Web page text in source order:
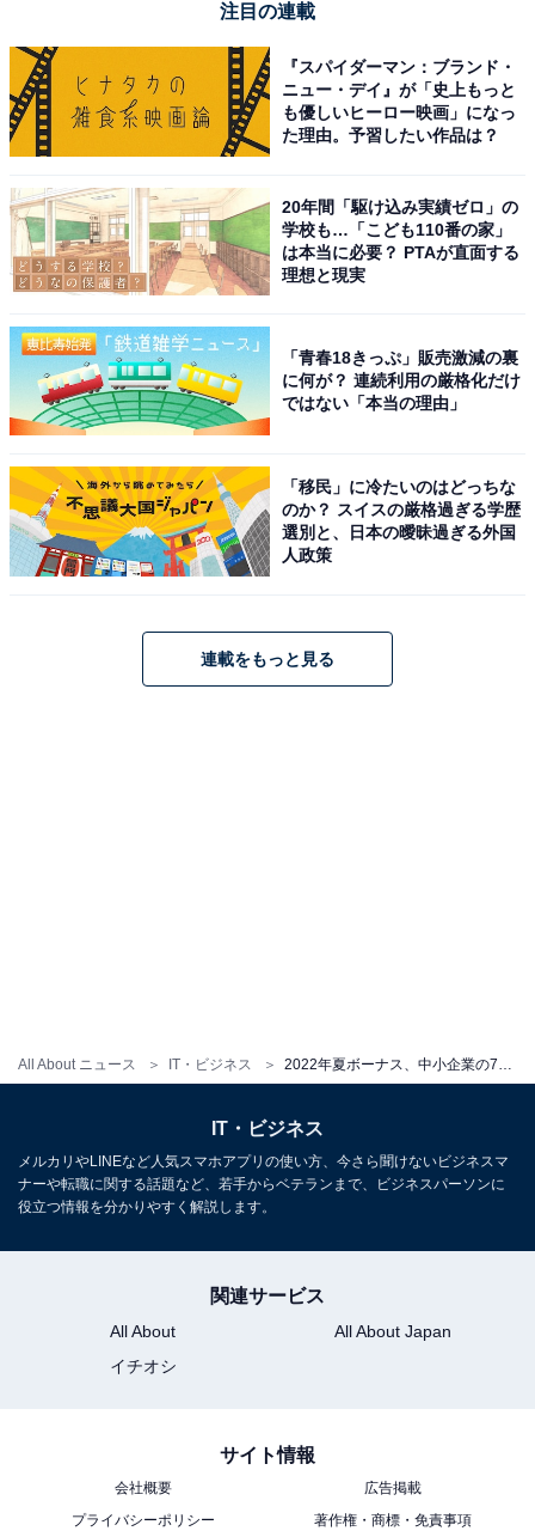
All About ニュース IT・ビジネス
前年と比較して景気回復は感じるか？
景気回復を感じると回答した企業に理由を聞いたとこ
ろ、「取引先からの依頼や打合せも増え、世間の動きが
変わってきたと感じる（IT・情報処理・インターネット
関連）」、「21年は新型コロナウイルスの影響で大幅な
売上減少を予測していたが、減少幅が少なかった。22年
ったコメントが寄せられています。
一方、景気回復を感じないと回答した企業の理由を見る
利益幅の減少が見込まれる（メーカー）」、「観光業界
は新型コロナウイルスの影響が長引き、全く景気回復で
前年の支給額と比べ「増額予定」は27％、「減額
「前年と比較し、今年の支給予定額に変動はあるか」と
聞いたところ、全体では「増額予定」が27％、「減額予
定」が12%となっており、緩やかな景気回復が感じられ
注目の連載
『スパイダーマン：ブランド・
ニュー・デイ』が「史上もっと
も優しいヒーロー映画」になっ
た理由。予習したい作品は？
20年間「駆け込み実績ゼロ」の
学校も…「こども110番の家」
は本当に必要？ PTAが直面する
理想と現実
「青春18きっぷ」販売激減の裏
に何が？ 連続利用の厳格化だけ
ではない「本当の理由」
「移民」に冷たいのはどっちな
のか？ スイスの厳格過ぎる学歴
選別と、日本の曖昧過ぎる外国
人政策
連載をもっと見る
IT・ビジネス
メルカリやLINEなど人気スマホアプリの使い方、今さら聞けないビジネスマ
ナーや転職に関する話題など、若手からベテランまで、ビジネスパーソンに
役立つ情報を分かりやすく解説します。
関連サービス
All About
All About Japan
イチオシ
サイト情報
会社概要
広告掲載
プライバシーポリシー
著作権・商標・免責事項